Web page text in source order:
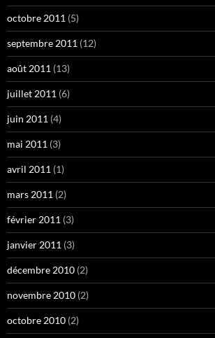
octobre 2011 (5)
septembre 2011 (12)
août 2011 (13)
juillet 2011 (6)
juin 2011 (4)
mai 2011 (3)
avril 2011 (1)
mars 2011 (2)
février 2011 (3)
janvier 2011 (3)
décembre 2010 (2)
novembre 2010 (2)
octobre 2010 (2)